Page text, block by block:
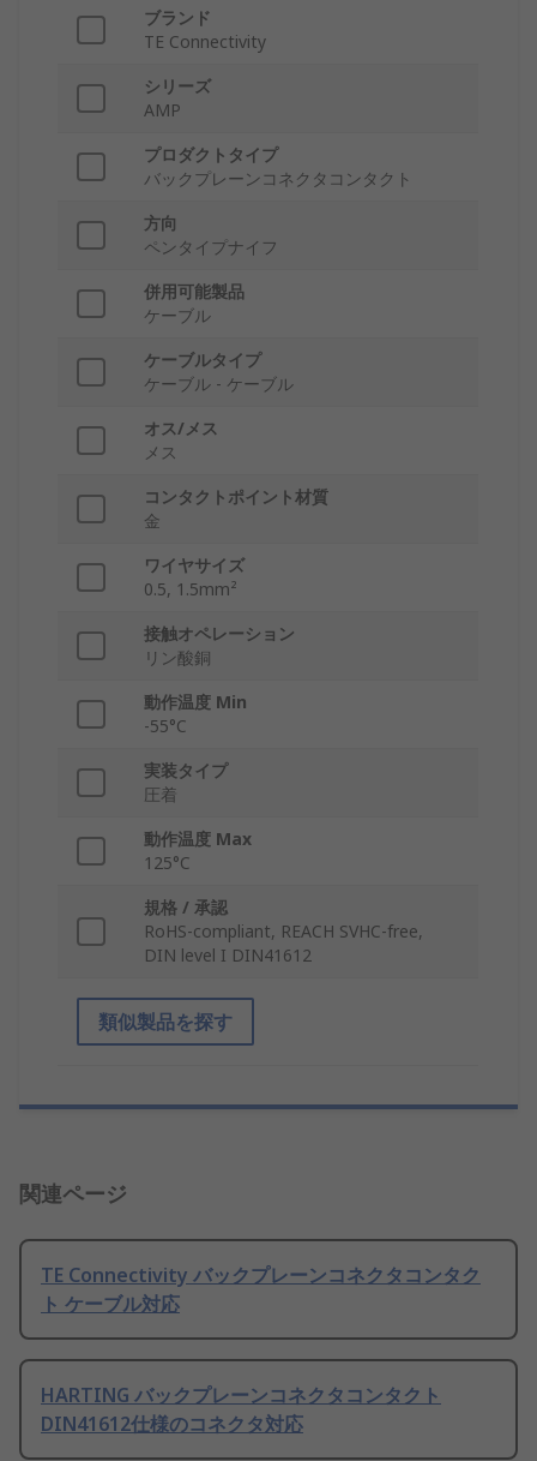
ブランド
TE Connectivity
シリーズ
AMP
プロダクトタイプ
バックプレーンコネクタコンタクト
方向
ペンタイプナイフ
併用可能製品
ケーブル
ケーブルタイプ
ケーブル - ケーブル
オス/メス
メス
コンタクトポイント材質
金
ワイヤサイズ
0.5, 1.5mm²
接触オペレーション
リン酸銅
動作温度 Min
-55°C
実装タイプ
圧着
動作温度 Max
125°C
規格 / 承認
RoHS‑compliant, REACH SVHC‑free,
DIN level I DIN41612
類似製品を探す
関連ページ
TE Connectivity バックプレーンコネクタコンタク
ト ケーブル対応
HARTING バックプレーンコネクタコンタクト
DIN41612仕様のコネクタ対応